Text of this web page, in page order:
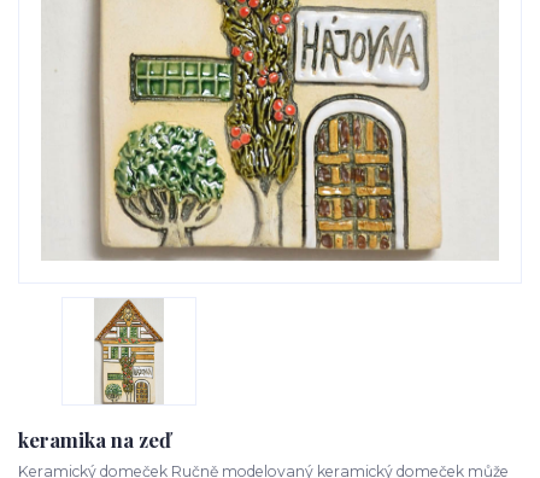
keramika na zeď
Keramický domeček Ručně modelovaný keramický domeček může